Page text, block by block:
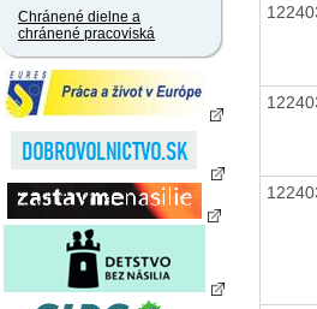
Chránené dielne a
chránené pracoviská